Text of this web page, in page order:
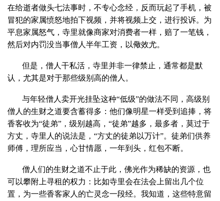
在给逝者做头七法事时，不专心念经，反而玩起了手机，被
冒犯的家属愤怒地拍下视频，并将视频上交，进行投诉。为
平息家属怒气，寺里就像商家对消费者一样，赔了一笔钱，
然后对内罚没当事僧人半年工资，以儆效尤。
但是，僧人干私活，寺里并非一律禁止，通常都是默
认，尤其是对于那些级别高的僧人。
与年轻僧人卖开光挂坠这种“低级”的做法不同，高级别
僧人的生财之道要含蓄得多：他们像明星一样受到追捧，将
香客收为“徒弟”，级别越高，“徒弟”越多，最多者，莫过于
方丈，寺里人的说法是，“方丈的徒弟以万计”。徒弟们供养
师傅，理所应当，心甘情愿，一年到头，红包不断。
僧人们的生财之道不止于此，佛光作为稀缺的资源，也
可以攀附上寻租的权力：比如寺里会在法会上留出几个位
置，为一些香客家人的亡灵念一段经。我知道，这些特意留